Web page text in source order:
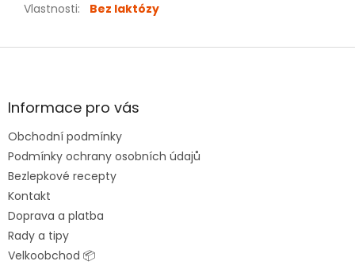
Vlastnosti: Bez laktózy
Z
aInformace pro vás
Obchodní podmínky
Podmínky ochrany osobních údajů
Bezlepkové recepty
Kontakt
Doprava a platba
Rady a tipy
Velkoobchod 📦